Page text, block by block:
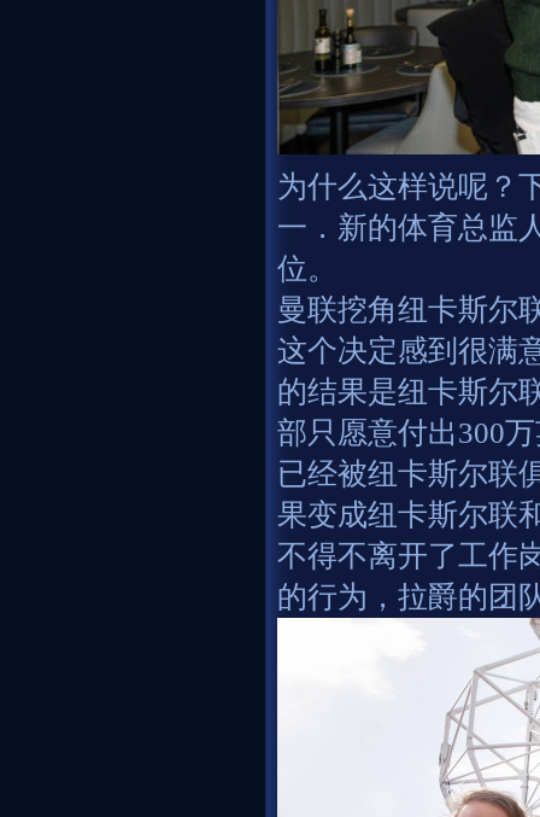
为什么这样说呢？
一．新的体育总监
位。
曼联挖角纽卡斯尔
这个决定感到很满
的结果是纽卡斯尔
部只愿意付出300
已经被纽卡斯尔联
果变成纽卡斯尔联
不得不离开了工作
的行为，拉爵的团